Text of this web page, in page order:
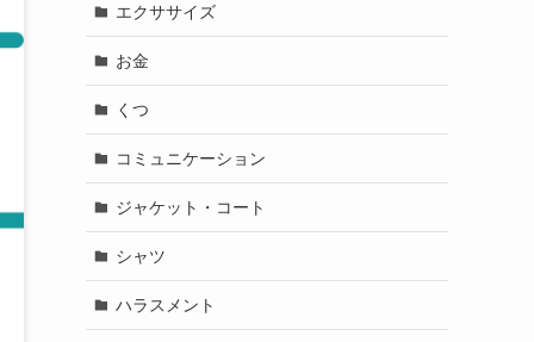
エクササイズ
お金
くつ
コミュニケーション
ジャケット・コート
シャツ
ハラスメント